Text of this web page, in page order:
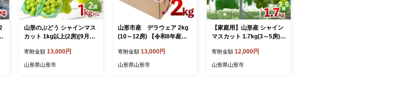
山形のぶどう シャインマス
カット 1kg以上(2房)[9月中
8年産先行予約】FS24-575
寄附金額 13,000円
山形県山形市
山形市産 デラウェア 2kg
(10～12房) 【令和8年産先
寄附金額 13,000円
山形県山形市
【家庭用】山形産 シャイン
マスカット 1.7kg(3～5房)
5-080
寄附金額 12,000円
山形県山形市